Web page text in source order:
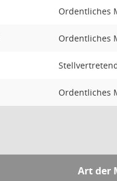
Ordentliches
Ordentliches
Ordentliches
Art der